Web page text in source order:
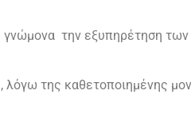
γνώμονα την εξυπηρέτηση
λόγω της καθετοποιημένης